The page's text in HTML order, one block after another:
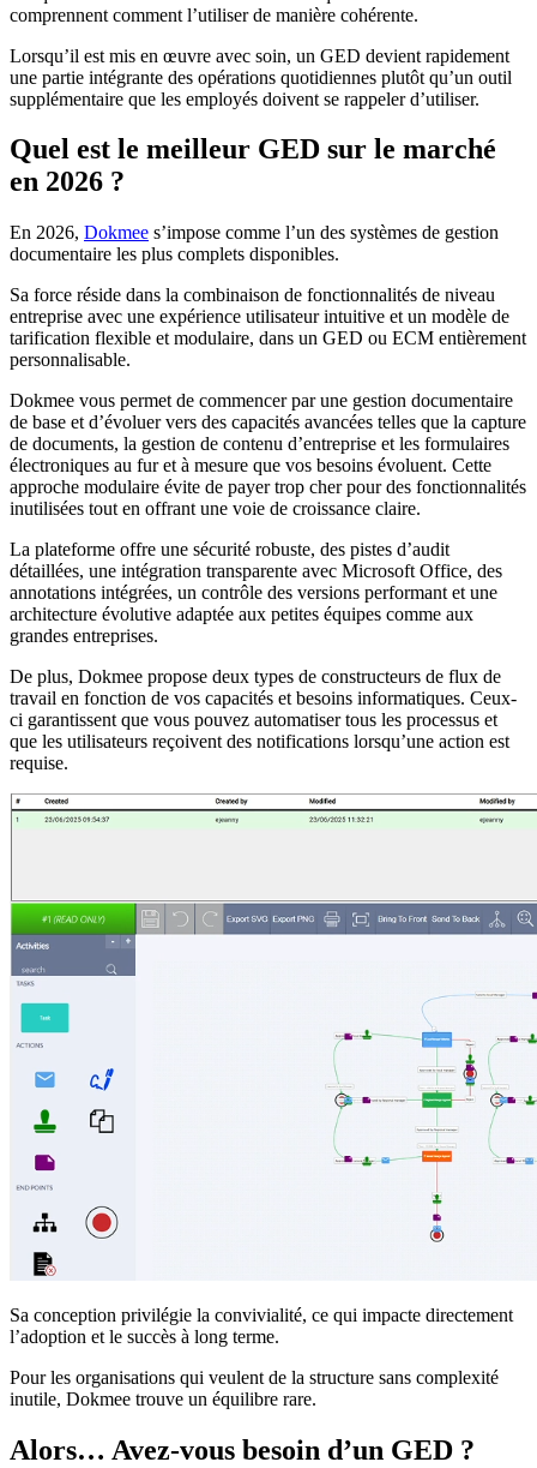
comprennent comment l’utiliser de manière cohérente.
Lorsqu’il est mis en œuvre avec soin, un GED devient rapidement
une partie intégrante des opérations quotidiennes plutôt qu’un outil
supplémentaire que les employés doivent se rappeler d’utiliser.
Quel est le meilleur GED sur le marché
en 2026 ?
En 2026, Dokmee s’impose comme l’un des systèmes de gestion
documentaire les plus complets disponibles.
Sa force réside dans la combinaison de fonctionnalités de niveau
entreprise avec une expérience utilisateur intuitive et un modèle de
tarification flexible et modulaire, dans un GED ou ECM entièrement
personnalisable.
Dokmee vous permet de commencer par une gestion documentaire
de base et d’évoluer vers des capacités avancées telles que la capture
de documents, la gestion de contenu d’entreprise et les formulaires
électroniques au fur et à mesure que vos besoins évoluent. Cette
approche modulaire évite de payer trop cher pour des fonctionnalités
inutilisées tout en offrant une voie de croissance claire.
La plateforme offre une sécurité robuste, des pistes d’audit
détaillées, une intégration transparente avec Microsoft Office, des
annotations intégrées, un contrôle des versions performant et une
architecture évolutive adaptée aux petites équipes comme aux
grandes entreprises.
De plus, Dokmee propose deux types de constructeurs de flux de
travail en fonction de vos capacités et besoins informatiques. Ceux-
ci garantissent que vous pouvez automatiser tous les processus et
que les utilisateurs reçoivent des notifications lorsqu’une action est
requise.
Sa conception privilégie la convivialité, ce qui impacte directement
l’adoption et le succès à long terme.
Pour les organisations qui veulent de la structure sans complexité
inutile, Dokmee trouve un équilibre rare.
Alors… Avez-vous besoin d’un GED ?